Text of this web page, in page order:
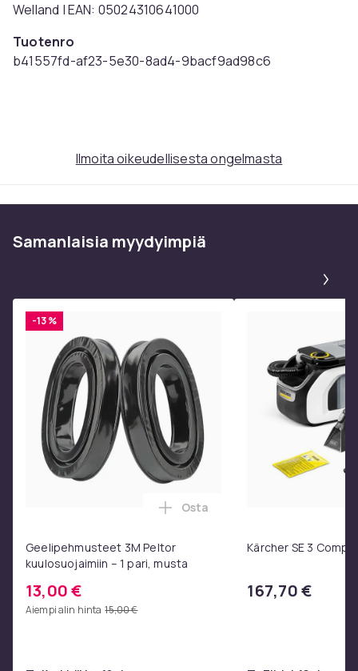
Welland | EAN: 05024310641000
Tuotenro
b41557fd-af23-5e30-8ad4-9bacf9ad98c6
Ilmoita oikeudellisesta ongelmasta
Samanlaisia ​​myydyimpiä
-13 %
Geelipehmusteet 3M Peltor
kuulosuojaimiin – 1 pari, musta
13,00 €
Aiempi alin hinta 15,00 €
Lisää Geelipehmusteet 3M
Osta
Kärcher SE 3
167,70 €